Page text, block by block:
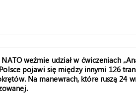
weźmie udział w ćwiczeniach
pojawi się między innymi 126
Na manewrach, które ruszą 24